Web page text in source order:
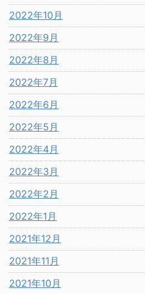
2022年10月
2022年9月
2022年8月
2022年7月
2022年6月
2022年5月
2022年4月
2022年3月
2022年2月
2022年1月
2021年12月
2021年11月
2021年10月